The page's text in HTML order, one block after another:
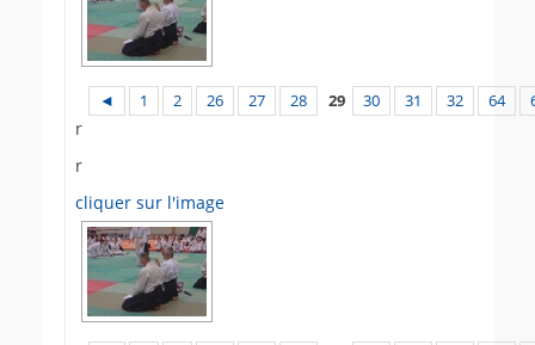
◄ 1 2 26 27 28 29 30 31 32 64
r
r
cliquer sur l'image